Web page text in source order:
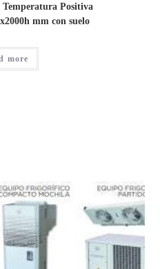
Positiva
mm con suelo
more